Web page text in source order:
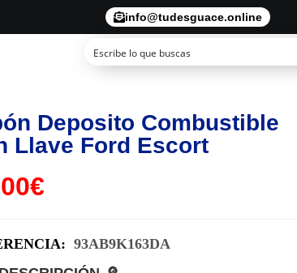
info@tudesguace.online
Deposito Combustible
Llave Ford Escort
€
93AB9K163DA